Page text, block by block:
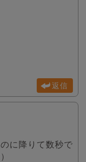
返信
に降りて数秒で